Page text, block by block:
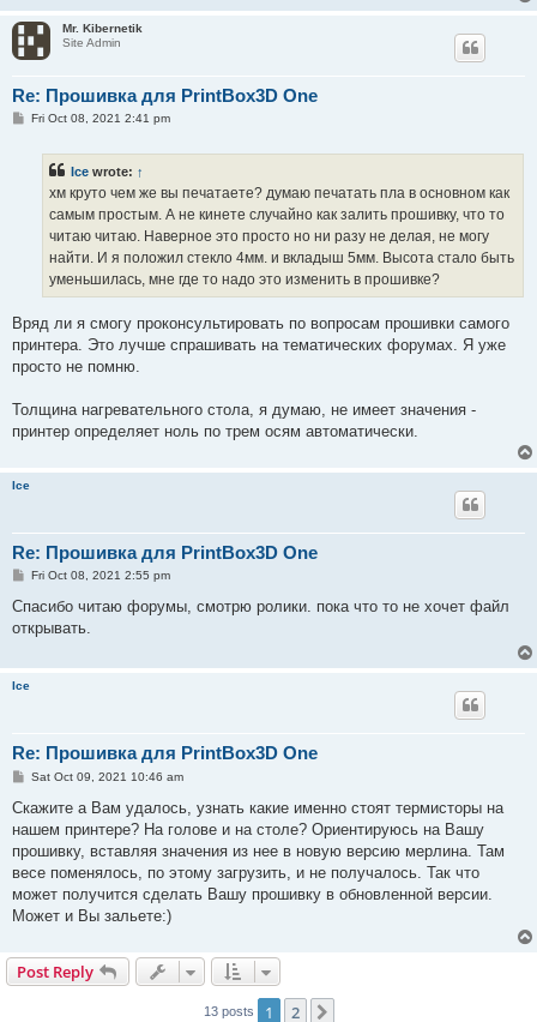
Mr. Kibernetik
Site Admin
Re: Прошивка для PrintBox3D One
PFri Oct 08, 2021 2:41 pm
Ice wrote: ↑
хм круто чем же вы печатаете? думаю печатать пла в основном как
самым простым. А не кинете случайно как залить прошивку, что то
читаю читаю. Наверное это просто но ни разу не делая, не могу
найти. И я положил стекло 4мм. и вкладыш 5мм. Высота стало быть
уменьшилась, мне где то надо это изменить в прошивке?
Вряд ли я смогу проконсультировать по вопросам прошивки самого
принтера. Это лучше спрашивать на тематических форумах. Я уже
просто не помню.
Толщина нагревательного стола, я думаю, не имеет значения -
принтер определяет ноль по трем осям автоматически.
Ice
Re: Прошивка для PrintBox3D One
P
s
Fri Oct 08, 2021 2:55 pm
Спасибо читаю форумы, смотрю ролики. пока что то не хочет файл
открывать.
Ice
Re: Прошивка для PrintBox3D One
P
s
Sat Oct 09, 2021 10:46 am
Скажите а Вам удалось, узнать какие именно стоят термисторы на
нашем принтере? На голове и на столе? Ориентируюсь на Вашу
прошивку, вставляя значения из нее в новую версию мерлина. Там
весе поменялось, по этому загрузить, и не получалось. Так что
может получится сделать Вашу прошивку в обновленной версии.
Может и Вы зальете:)
Post Reply
13 posts 1 2